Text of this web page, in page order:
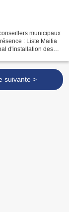
municipaux
: Liste Maitia
d'installation des
suivante >